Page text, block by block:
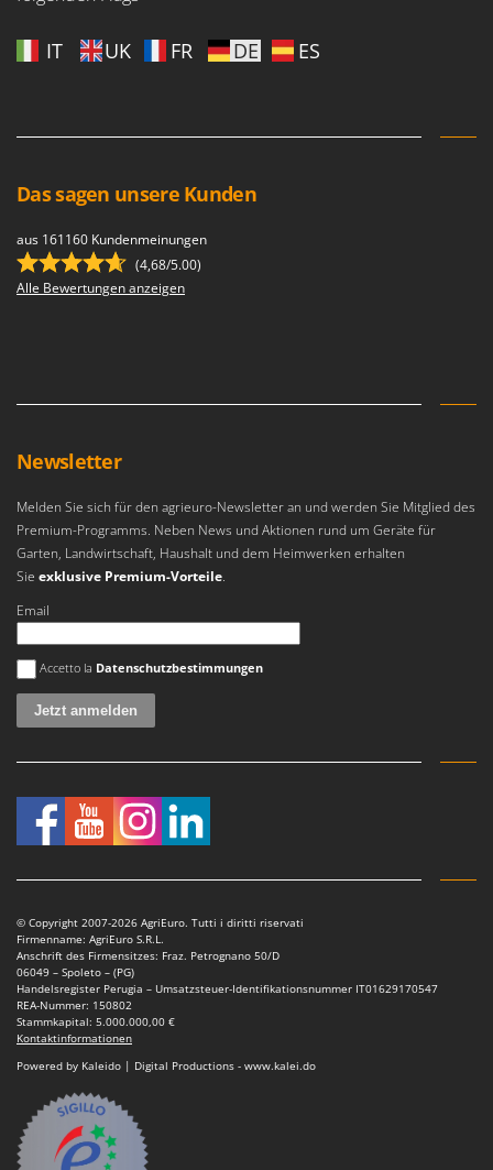
Telwin
Tineco
Tornado
Tre Spade
Trev - Abrek - TecnoVIR
Trotec
V
Vesco
Volpi
W
Waldner
Weber
Wiper EcoRobot
Worx
Y Yard Force
Z
Zanon
Zephir
ZGrills
Zodiac
Zomax
IT UK FR DE ES
Das sagen unsere Kunden
aus 161160 Kundenmeinungen
(4,68/5.00)
Alle Bewertungen anzeigen
Newsletter
Melden Sie sich für den agrieuro-Newsletter an und werden Sie Mitglied des
Premium-Programms. Neben News und Aktionen rund um Geräte für
Garten, Landwirtschaft, Haushalt und dem Heimwerken erhalten
Sie exklusive Premium-Vorteile.
Email
Es ist ein Fehler aufgetreten
Accetto la Datenschutzbestimmungen
© Copyright 2007-2026 AgriEuro. Tutti i diritti riservati
Firmenname: AgriEuro S.R.L.
Anschrift des Firmensitzes: Fraz. Petrognano 50/D
06049 – Spoleto – (PG)
Handelsregister Perugia – Umsatzsteuer-Identifikationsnummer IT01629170547
REA-Nummer: 150802
Stammkapital: 5.000.000,00 €
Kontaktinformationen
Powered by Kaleido | Digital Productions - www.kalei.do